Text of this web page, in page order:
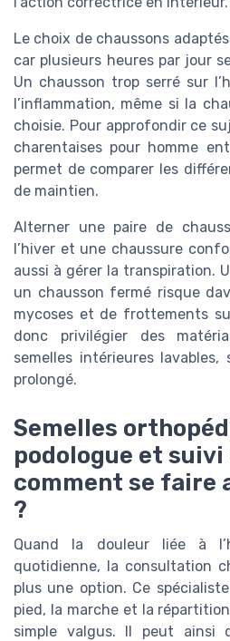
Le choix de chaussons
car plusieurs heures par jour
Un chausson trop serré sur
l’inflammation, même si la
choisie. Pour approfondir ce
charentaises pour homme
permet de comparer les
de maintien.
Alterner une paire de
l’hiver et une chaussure
aussi à gérer la transpiration.
un chausson fermé risque
mycoses et de frottements
donc privilégier des
semelles intérieures
prolongé.
Semelles
podologue et suivi
comment se faire
?
Quand la douleur liée à
quotidienne, la consultation
plus une option. Ce
pied, la marche et la
simple valgus. Il peut ainsi